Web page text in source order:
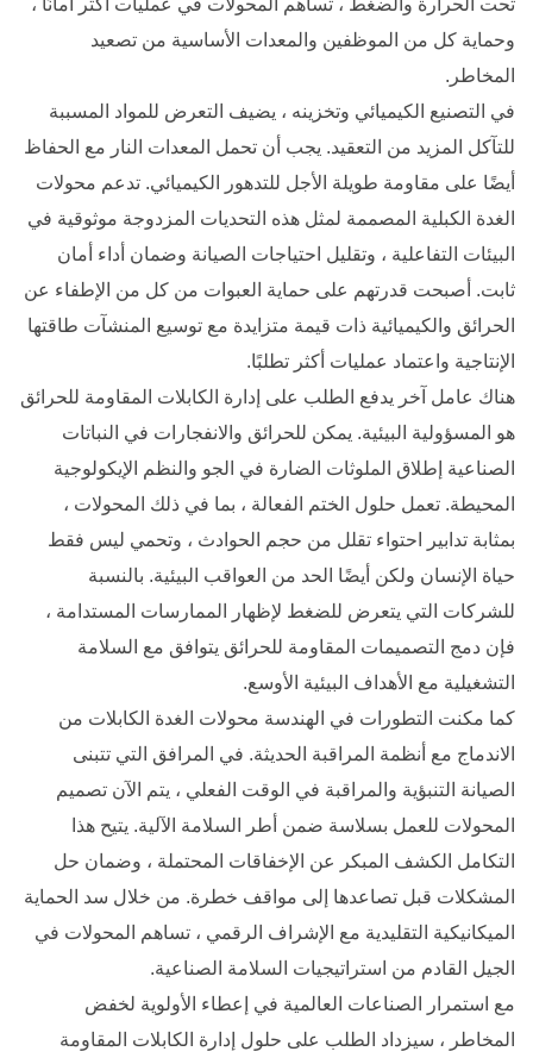
تحت الحرارة والضغط ، تساهم المحولات في عمليات أكثر أمانًا ،
وحماية كل من الموظفين والمعدات الأساسية من تصعيد
المخاطر.
في التصنيع الكيميائي وتخزينه ، يضيف التعرض للمواد المسببة
للتآكل المزيد من التعقيد. يجب أن تحمل المعدات النار مع الحفاظ
أيضًا على مقاومة طويلة الأجل للتدهور الكيميائي. تدعم محولات
الغدة الكبلية المصممة لمثل هذه التحديات المزدوجة موثوقية في
البيئات التفاعلية ، وتقليل احتياجات الصيانة وضمان أداء أمان
ثابت. أصبحت قدرتهم على حماية العبوات من كل من الإطفاء عن
الحرائق والكيميائية ذات قيمة متزايدة مع توسيع المنشآت طاقتها
الإنتاجية واعتماد عمليات أكثر تطلبًا.
هناك عامل آخر يدفع الطلب على إدارة الكابلات المقاومة للحرائق
هو المسؤولية البيئية. يمكن للحرائق والانفجارات في النباتات
الصناعية إطلاق الملوثات الضارة في الجو والنظم الإيكولوجية
المحيطة. تعمل حلول الختم الفعالة ، بما في ذلك المحولات ،
بمثابة تدابير احتواء تقلل من حجم الحوادث ، وتحمي ليس فقط
حياة الإنسان ولكن أيضًا الحد من العواقب البيئية. بالنسبة
للشركات التي يتعرض للضغط لإظهار الممارسات المستدامة ،
فإن دمج التصميمات المقاومة للحرائق يتوافق مع السلامة
التشغيلية مع الأهداف البيئية الأوسع.
كما مكنت التطورات في الهندسة محولات الغدة الكابلات من
الاندماج مع أنظمة المراقبة الحديثة. في المرافق التي تتبنى
الصيانة التنبؤية والمراقبة في الوقت الفعلي ، يتم الآن تصميم
المحولات للعمل بسلاسة ضمن أطر السلامة الآلية. يتيح هذا
التكامل الكشف المبكر عن الإخفاقات المحتملة ، وضمان حل
المشكلات قبل تصاعدها إلى مواقف خطرة. من خلال سد الحماية
الميكانيكية التقليدية مع الإشراف الرقمي ، تساهم المحولات في
الجيل القادم من استراتيجيات السلامة الصناعية.
مع استمرار الصناعات العالمية في إعطاء الأولوية لخفض
المخاطر ، سيزداد الطلب على حلول إدارة الكابلات المقاومة